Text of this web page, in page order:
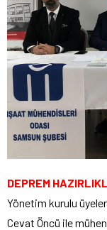
DEPREM
Yönetim kurulu
Cevat Öncü ile